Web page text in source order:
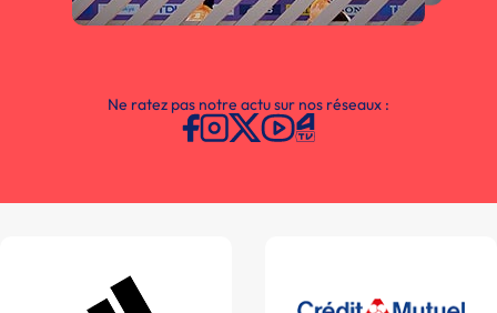
Ne ratez pas notre actu sur nos réseaux :